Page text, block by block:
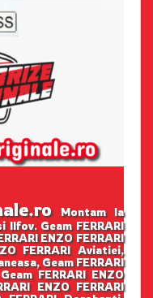
Montam la
Geam FERRARI
ENZO FERRARI
FERRARI Aviatiei,
Geam FERRARI
FERRARI ENZO
ENZO FERRARI